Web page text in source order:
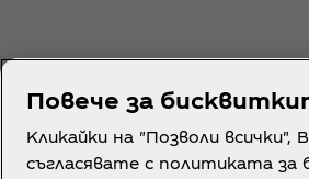
Повече за
Кликайки на "Позволи всички",
съгласявате с политиката за